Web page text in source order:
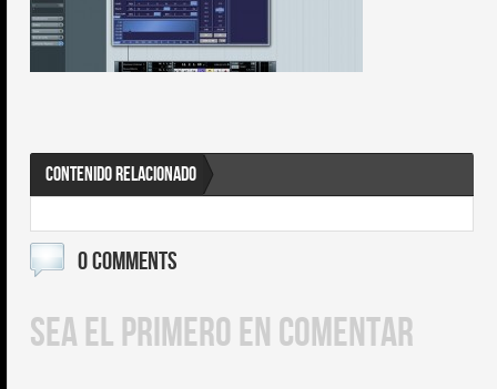
CONTENIDO RELACIONADO
0 COMMENTS
SEA EL PRIMERO EN COMENTAR